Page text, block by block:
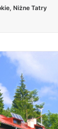
, Niżne Tatry